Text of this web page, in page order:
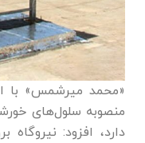
منصوبه سلول‌های
دارد، افزود: